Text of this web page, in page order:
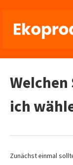
ich
Zunächst einmal